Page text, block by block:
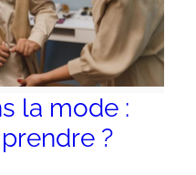
la mode :
?